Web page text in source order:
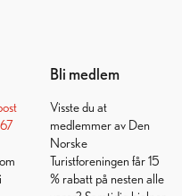
67
Bli medlem
Visste du at
medlemmer av Den
Norske
Turistforeningen får 15
% rabatt på nesten alle